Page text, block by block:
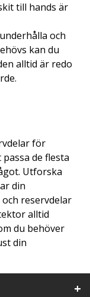
till hands är
och
kan du
alltid är redo
för
de flesta
Utforska
din
reservdelar
alltid
du behöver
din